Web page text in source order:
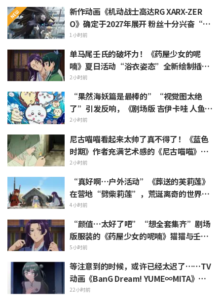
新作动画《机动战士高达RG XARX-ZER
O》确定于2027年展开 粉丝十分兴奋“斗
篷加上野兽般的胳膊！！”“主角机相当
帅气”
1小时前
单马尾壬氏的破坏力！《药屋少女的呢
喃》夏日活动“浴衣姿态”全新绘制插画
引发“心脏真的遭不住了”“建议留作壁
画”的反响
2小时前
“果然海妖篇是最棒的”“视觉图太绝
了”引发反响，《剧场版 吉伊卡哇 人鱼岛
的秘密》今日7月24日上映
2小时前
尼古喵喵看起来太帅了真不得了！《蓝色
时期》作者充满艺术感的《尼古喵喵》插
画被赞“说不定真能在艺大见到”
2小时前
“真好啊…户外活动”《葬送的芙莉莲》
在营地“劈柴莉莲”，荒诞离奇的世界观
引发“每天都很充实呢”的反响
4小时前
“颜值…太好了吧”“想全套集齐”剧场
版服装的《药屋少女的呢喃》猫猫与壬氏
精细手办立体化
5小时前
等注意到的时候，或许已经太迟了……TV
动画《BanG Dream! YUME∞MITA》第8
集剧照与梗概公开
22小时前